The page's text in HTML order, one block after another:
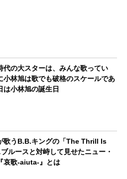
代の大スターは、みんな歌ってい
小林旭は歌でも破格のスケールであ
小林旭の誕生日
歌うB.B.キングの「The Thrill Is
ルースと対峙して見せたニュー・
哀歌-aiuta-』とは